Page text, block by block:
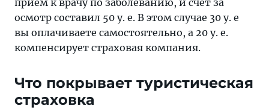
прием к врачу по заболеванию, и счет за
осмотр составил 50 у. е. В этом случае 30 у. е
вы оплачиваете самостоятельно, а 20 у. е.
компенсирует страховая компания.
Что покрывает туристическая
страховка